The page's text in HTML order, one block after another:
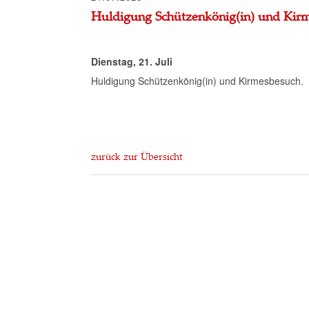
Huldigung Schützenkönig(in) und
Dienstag, 21. Juli
Huldigung Schützenkönig(in) und Kirmesbesuch.
zurück zur Übersicht